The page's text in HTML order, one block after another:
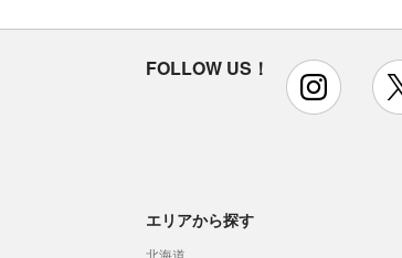
FOLLOW US！ instagram
エリアから探す
北海道